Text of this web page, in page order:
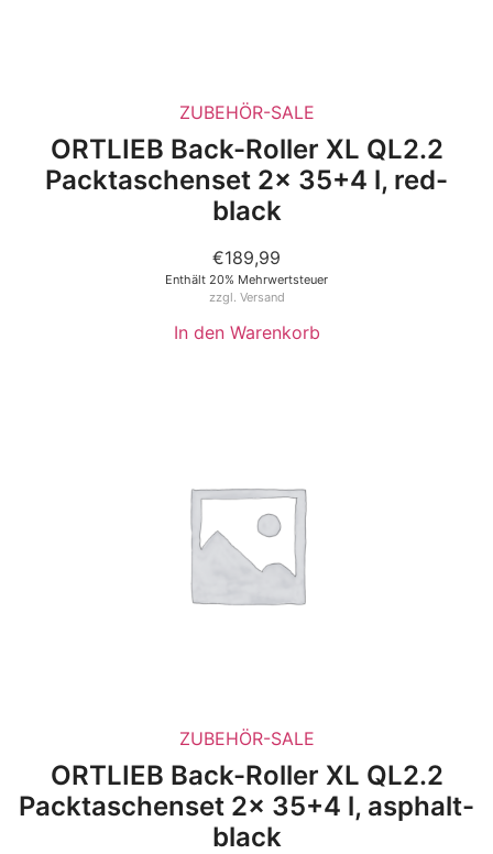
ZUBEHÖR-SALE
ORTLIEB Back-Roller XL QL2.2
Packtaschenset 2x 35+4 l, red-
black
€189,99
Enthält 20% Mehrwertsteuer
zzgl. Versand
In den Warenkorb
ZUBEHÖR-SALE
ORTLIEB Back-Roller XL QL2.2
Packtaschenset 2x 35+4 l, asphalt-
black